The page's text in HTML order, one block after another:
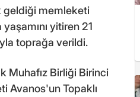
geldiği memleketi
yitiren 21
toprağa verildi.
Muhafız Birliği Birinci
Avanos'un Topaklı